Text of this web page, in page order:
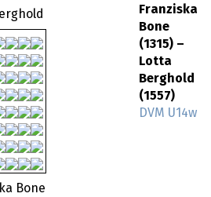
Bone
Franziska
Bone
(1315) –
Lotta
Berghold
(1557)
DVM U14w